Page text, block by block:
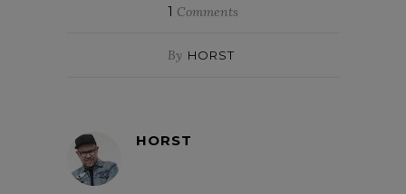
1 Comments
By HORST
HORST